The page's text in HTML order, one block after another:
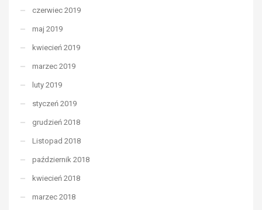
czerwiec 2019
maj 2019
kwiecień 2019
marzec 2019
luty 2019
styczeń 2019
grudzień 2018
Listopad 2018
październik 2018
kwiecień 2018
marzec 2018